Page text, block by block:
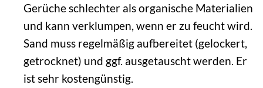
Gerüche schlechter als organische Materialien
und kann verklumpen, wenn er zu feucht wird.
Sand muss regelmäßig aufbereitet (gelockert,
getrocknet) und ggf. ausgetauscht werden. Er
ist sehr kostengünstig.